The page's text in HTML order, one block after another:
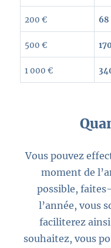
200 € 68
500 €
1 000 €
Vous pouvez
moment de
possible,
l’année, vous
faciliterez
souhaitez, vous